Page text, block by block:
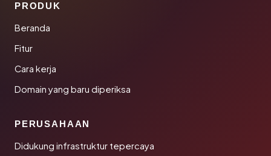
PRODUK
Beranda
Fitur
Cara kerja
Domain yang baru diperiksa
PERUSAHAAN
Didukung infrastruktur tepercaya